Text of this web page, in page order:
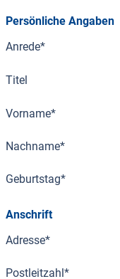
Persönliche Angaben
Anrede*
Titel
Vorname*
Nachname*
Geburtstag*
Anschrift
Adresse*
Postleitzahl*